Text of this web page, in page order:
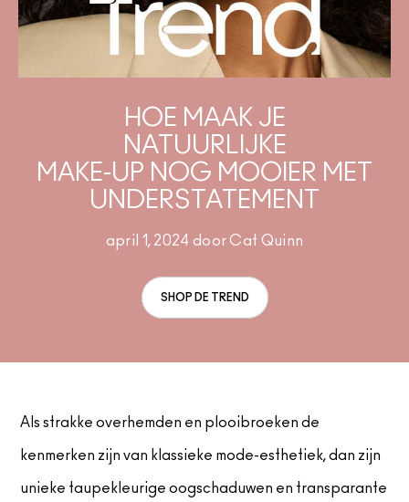
SHOP ALLE BORSTELS
HOE MAAK JE
NATUURLIJKE
MAKE-UP NOG MOOIER MET
UNDERSTATEMENT
april 1, 2024 door Cat Quinn
SHOP DE TREND
Als strakke overhemden en plooibroeken de
kenmerken zijn van klassieke mode-esthetiek, dan zijn
unieke taupekleurige oogschaduwen en transparante